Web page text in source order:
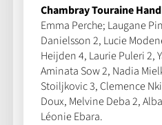
Chambray Touraine
Emma Perche; Laugane
Danielsson 2, Lucie
Heijden 4, Laurie Puleri 2,
Aminata Sow 2, Nadia
Stoiljkovic 3, Clemence
Doux, Melvine Deba 2,
Léonie Ebara.